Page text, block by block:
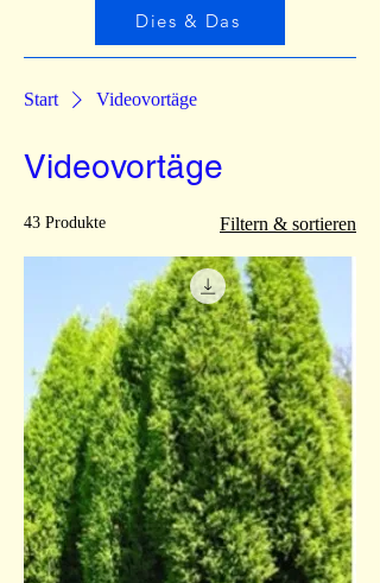
Dies & Das
Start Videovortäge
Videovortäge
43 Produkte Filtern & sortieren